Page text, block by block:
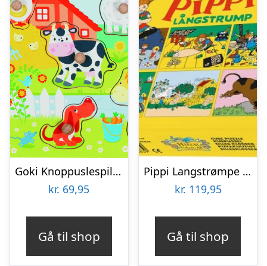
Goki Knoppuslespil – Bondegårdsdyr – Træ – 8 Brikker
kr. 69,95
Gå til shop
Pippi Langstrømpe – Puslespil Klodser – 12 Klodser
kr. 119,95
Gå til shop